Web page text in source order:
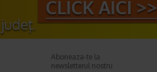
Aboneaza-te la
newsletterul nostru